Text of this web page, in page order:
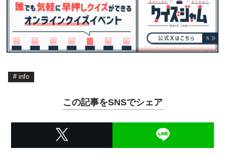
# info
この記事をSNSでシェア